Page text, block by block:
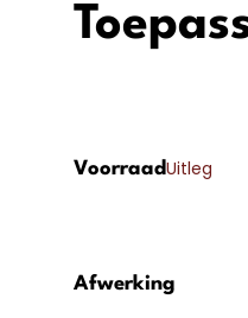
VoorraadUitleg
Afwerking